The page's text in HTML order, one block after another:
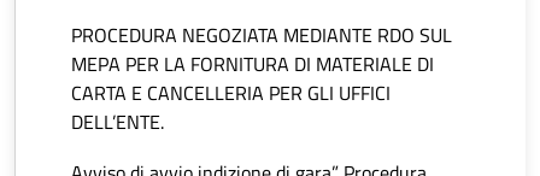
PROCEDURA NEGOZIATA MEDIANTE RDO SUL
MEPA PER LA FORNITURA DI MATERIALE DI
CARTA E CANCELLERIA PER GLI UFFICI
DELL’ENTE.